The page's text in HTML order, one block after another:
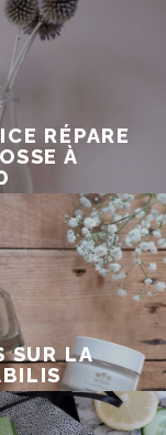
RÉPARE
À
SUR LA